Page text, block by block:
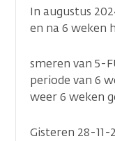
In augustus
en na 6 weken
smeren van 5-
periode van 6
weer 6 weken
Gisteren 28-